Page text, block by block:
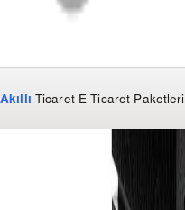
Akıllı Ticaret E-Ticaret Paketleri